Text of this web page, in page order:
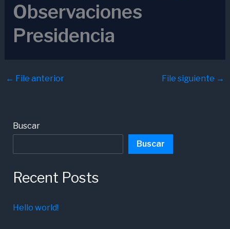
Observaciones
Presidencia
← File anterior File siguiente →
Buscar
Buscar
Recent Posts
Hello world!